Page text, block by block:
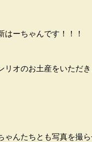
はーちゃんです！！！
リオのお土産をいただ
ゃんたちとも写真を撮